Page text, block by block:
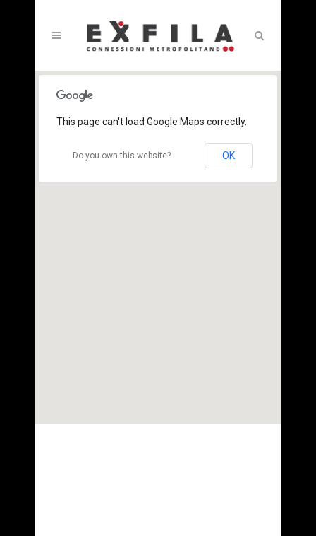
This page can't load Google Maps correctly.
Do you own this website? OK